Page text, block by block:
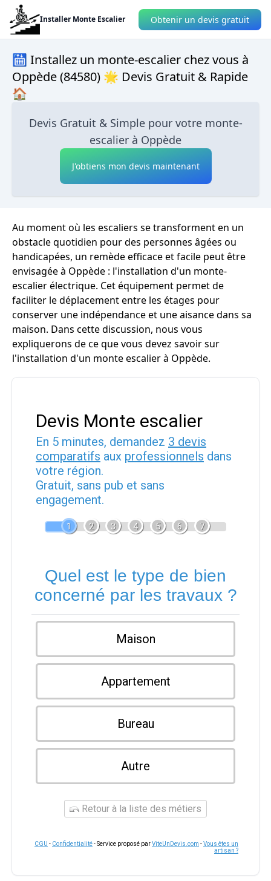
Installer Monte Escalier Obtenir un devis gratuit
🛗 Installez un monte-escalier chez vous à
Oppède (84580) 🌟 Devis Gratuit & Rapide
🏠
Devis Gratuit & Simple pour votre monte-
escalier à Oppède
J'obtiens mon devis maintenant
Au moment où les escaliers se transforment en un
obstacle quotidien pour des personnes âgées ou
handicapées, un remède efficace et facile peut être
envisagée à Oppède : l'installation d'un monte-
escalier électrique. Cet équipement permet de
faciliter le déplacement entre les étages pour
conserver une indépendance et une aisance dans sa
maison. Dans cette discussion, nous vous
expliquerons de ce que vous devez savoir sur
l'installation d'un monte escalier à Oppède.
Devis Monte escalier
En 5 minutes, demandez 3 devis
comparatifs aux professionnels dans
votre région.
Gratuit, sans pub et sans
engagement.
1 2 3 4 5 6 7
Quel est le type de bien
concerné par les travaux ?
Maison
Appartement
Bureau
Autre
Retour à la liste des métiers
CGU - Confidentialité- Service proposé parViteUnDevis.com -Vous êtes un
artisan ?